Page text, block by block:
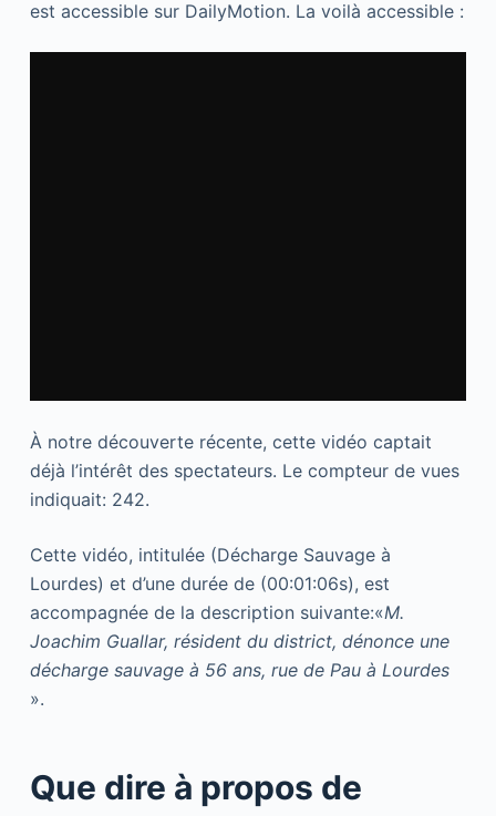
est accessible sur DailyMotion. La voilà accessible :
À notre découverte récente, cette vidéo captait
déjà l’intérêt des spectateurs. Le compteur de vues
indiquait: 242.
Cette vidéo, intitulée (Décharge Sauvage à
Lourdes) et d’une durée de (00:01:06s), est
accompagnée de la description suivante:«M.
Joachim Guallar, résident du district, dénonce une
décharge sauvage à 56 ans, rue de Pau à Lourdes
».
Que dire à propos de